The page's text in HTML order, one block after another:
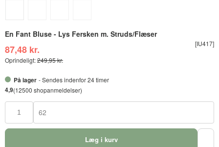
En Fant Bluse - Lys Fersken m. Struds/Flæser
[IU417]
87,48 kr.
Oprindeligt:249,95 kr.
På lager - Sendes indenfor 24 timer
4,9(12500 shopanmeldelser)
62
Læg i kurv